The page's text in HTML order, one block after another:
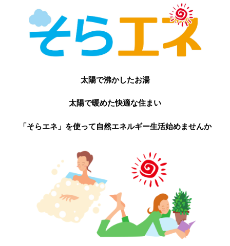
太陽で沸かしたお湯
太陽で暖めた快適な住まい
「そらエネ」を使って自然エネルギー生活始めませんか